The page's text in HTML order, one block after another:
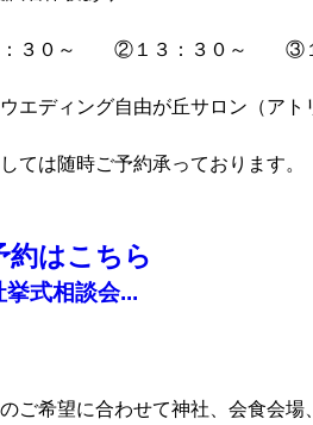
：３０～ ②１３：３０～ ③１
ィング自由が丘サロン（アトリ
ては随時ご予約承っております。
はこちら
挙式相談会...
ご希望に合わせて神社、会食会場